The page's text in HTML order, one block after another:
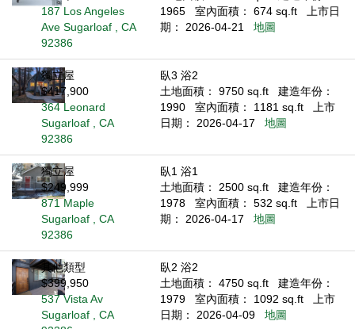
187 Los Angeles
Ave Sugarloaf , CA
92386
1965
室內面積： 674 sq.ft
上市日
期： 2026-04-21
地圖
獨立屋
$417,900
364 Leonard
Sugarloaf , CA
92386
臥3 浴2
土地面積： 9750 sq.ft
建造年份：
1990
室內面積： 1181 sq.ft
上市
日期： 2026-04-17
地圖
獨立屋
$249,999
871 Maple
Sugarloaf , CA
92386
臥1 浴1
土地面積： 2500 sq.ft
建造年份：
1978
室內面積： 532 sq.ft
上市日
期： 2026-04-17
地圖
其他類型
$399,950
537 Vista Av
Sugarloaf , CA
臥2 浴2
土地面積： 4750 sq.ft
建造年份：
1979
室內面積： 1092 sq.ft
上市
日期： 2026-04-09
地圖